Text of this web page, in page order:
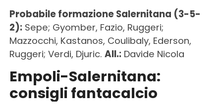
Probabile formazione Salernitana (3-5-
2):Sepe; Gyomber, Fazio, Ruggeri;
Mazzocchi, Kastanos, Coulibaly, Ederson,
Ruggeri; Verdi, Djuric. All.:Davide Nicola
Empoli-Salernitana:
consigli fantacalcio